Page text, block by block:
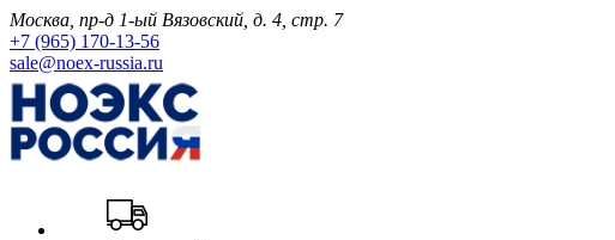
Москва, пр-д 1-ый Вязовский, д. 4, стр. 7
+7 (965) 170-13-56
sale@noex-russia.ru